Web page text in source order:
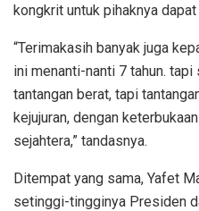
kongkrit untuk pihaknya dapat
“Terimakasih banyak juga
ini menanti-nanti 7 tahun.
tantangan berat, tapi
kejujuran, dengan
sejahtera,” tandasnya.
Ditempat yang sama, Yafet
setinggi-tingginya Presiden